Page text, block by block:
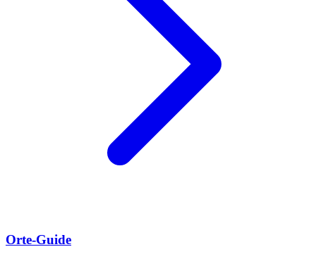
Orte-Guide